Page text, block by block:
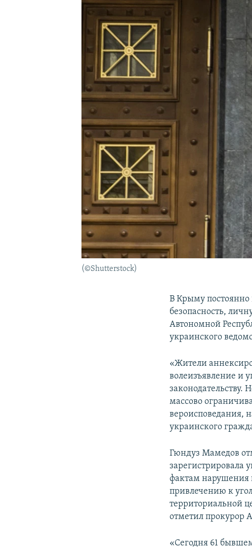
УКРАИНСКАЯ ПРОБЛЕМА КРЫМА
(©Shutterstock)
В Крыму постоянно
безопасность,
Автономной
украинского
«Жители
волеизъявление и
законодательству.
массово
вероисповедания,
украинского
Гюндуз Мамедов
зарегистрировала
фактам нарушения
привлечению к
территориальной
отметил прокурор
«Сегодня 61